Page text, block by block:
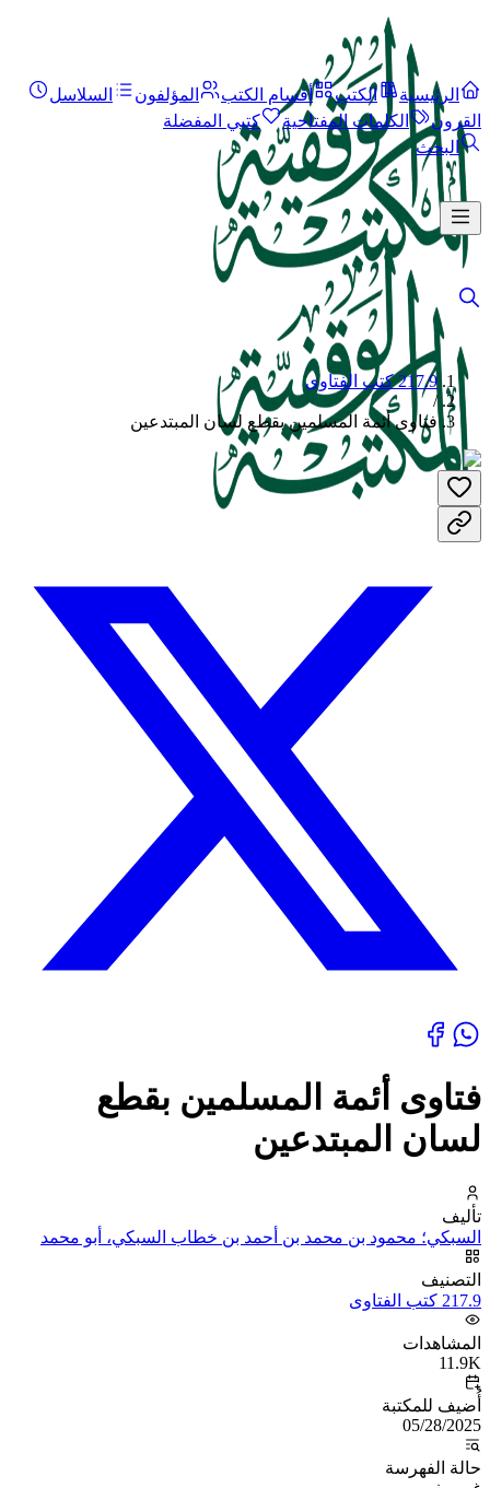
الرئيسية الكتب أقسام الكتب المؤلفون
السلاسل
القرون
الكلمات المفتاحية
كتبي المفضلة
البحث
217.9 كتب الفتاوى
/
فتاوى أئمة المسلمين بقطع لسان المبتدعين
فتاوى أئمة المسلمين بقطع
لسان المبتدعين
تأليف
السبكي؛ محمود بن محمد بن أحمد بن خطاب السبكي، أبو محمد
التصنيف
217.9 كتب الفتاوى
المشاهدات
11.9K
أُضيف للمكتبة
05/28/2025
حالة الفهرسة